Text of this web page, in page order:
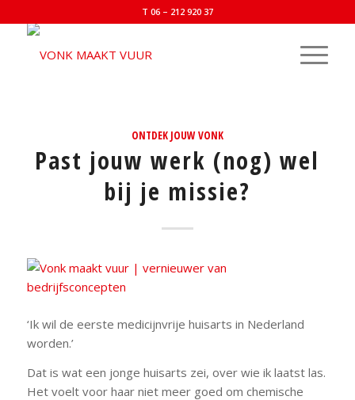
T 06 – 212 920 37
ONTDEK JOUW VONK
Past jouw werk (nog) wel
bij je missie?
‘Ik wil de eerste medicijnvrije huisarts in Nederland
worden.’
Dat is wat een jonge huisarts zei, over wie ik laatst las.
Het voelt voor haar niet meer goed om chemische